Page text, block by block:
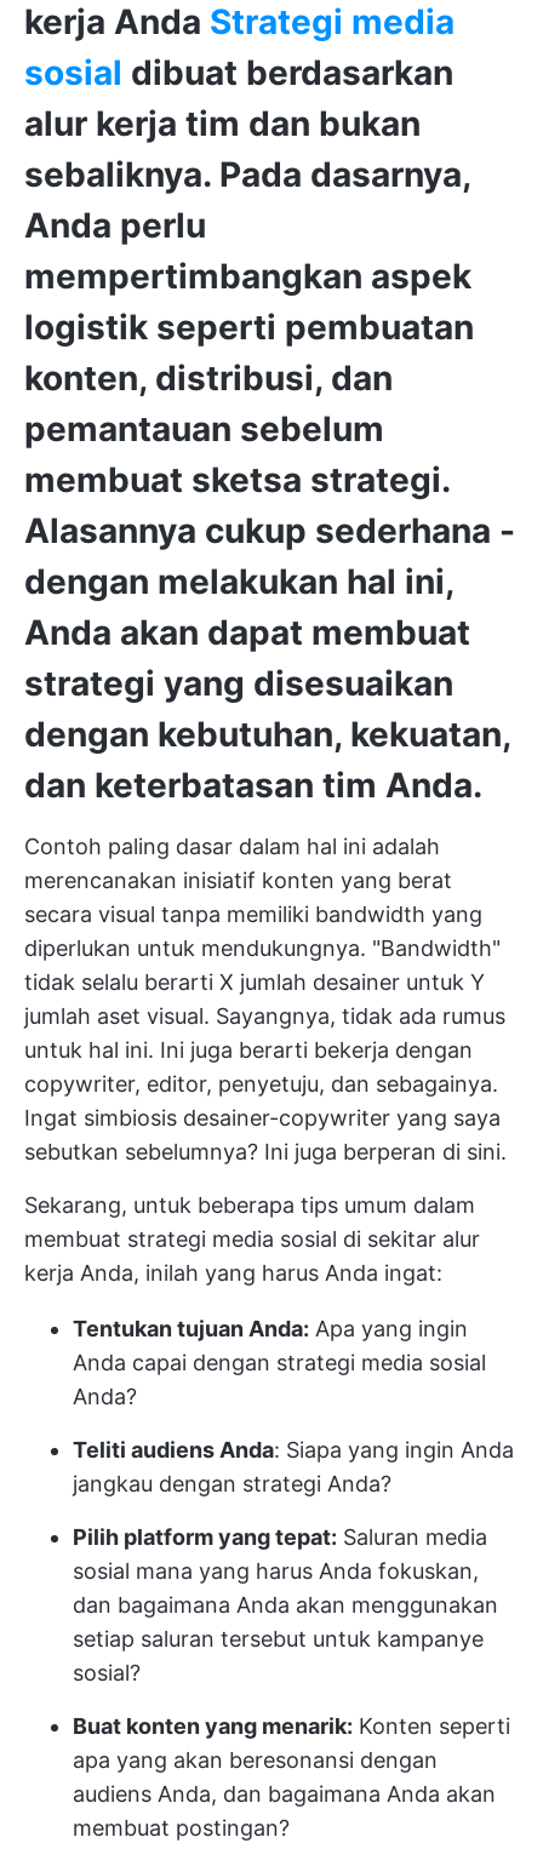
kerja Anda Strategi media
sosial dibuat berdasarkan
alur kerja tim dan bukan
sebaliknya. Pada dasarnya,
Anda perlu
mempertimbangkan aspek
logistik seperti pembuatan
konten, distribusi, dan
pemantauan sebelum
membuat sketsa strategi.
Alasannya cukup sederhana -
dengan melakukan hal ini,
Anda akan dapat membuat
strategi yang disesuaikan
dengan kebutuhan, kekuatan,
dan keterbatasan tim Anda.
Contoh paling dasar dalam hal ini adalah
merencanakan inisiatif konten yang berat
secara visual tanpa memiliki bandwidth yang
diperlukan untuk mendukungnya. "Bandwidth"
tidak selalu berarti X jumlah desainer untuk Y
jumlah aset visual. Sayangnya, tidak ada rumus
untuk hal ini. Ini juga berarti bekerja dengan
copywriter, editor, penyetuju, dan sebagainya.
Ingat simbiosis desainer-copywriter yang saya
sebutkan sebelumnya? Ini juga berperan di sini.
Sekarang, untuk beberapa tips umum dalam
membuat strategi media sosial di sekitar alur
kerja Anda, inilah yang harus Anda ingat:
Tentukan tujuan Anda: Apa yang ingin
Anda capai dengan strategi media sosial
Anda?
Teliti audiens Anda: Siapa yang ingin Anda
jangkau dengan strategi Anda?
Pilih platform yang tepat: Saluran media
sosial mana yang harus Anda fokuskan,
dan bagaimana Anda akan menggunakan
setiap saluran tersebut untuk kampanye
sosial?
Buat konten yang menarik: Konten seperti
apa yang akan beresonansi dengan
audiens Anda, dan bagaimana Anda akan
membuat postingan?